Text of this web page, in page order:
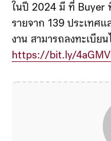
ในปี 2024 มี ที่ Buyer
รายจาก 139 ประเทศ
งาน สามารถลงทะเบีย
https://bit.ly/